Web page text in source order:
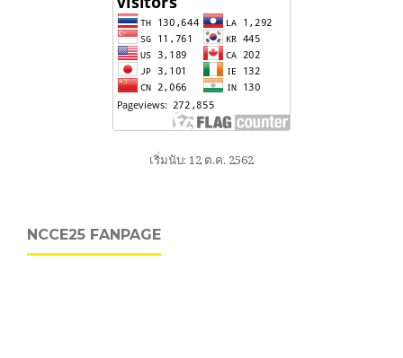
เริ่มนับ: 12 ต.ค. 2562
NCCE25 FANPAGE